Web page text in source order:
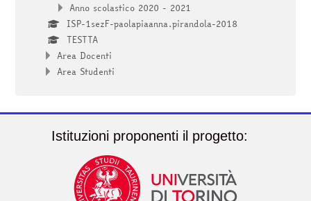
Anno scolastico 2020 - 2021
ISP-1sezF-paolapiaanna.pirandola-2018
TESTTA
Area Docenti
Area Studenti
Istituzioni proponenti il progetto: